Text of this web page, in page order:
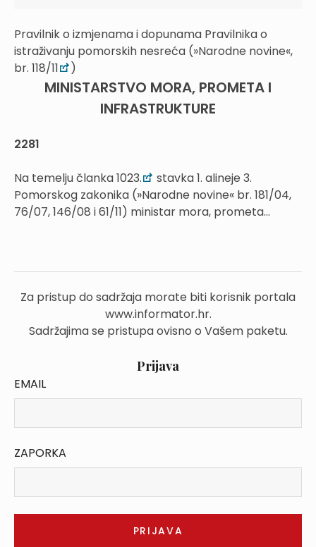
Pravilnik o izmjenama i dopunama Pravilnika o
istraživanju pomorskih nesreća (»Narodne novine«,
br. 118/11
)
MINISTARSTVO MORA, PROMETA I
INFRASTRUKTURE
2281
Na temelju članka 1023.
stavka 1. alineje 3.
Pomorskog zakonika (»Narodne novine« br. 181/04,
76/07, 146/08 i 61/11) ministar mora, prometa...
Za pristup do sadržaja morate biti korisnik portala
www.informator.hr.
Sadržajima se pristupa ovisno o Vašem paketu.
Prijava
EMAIL
ZAPORKA